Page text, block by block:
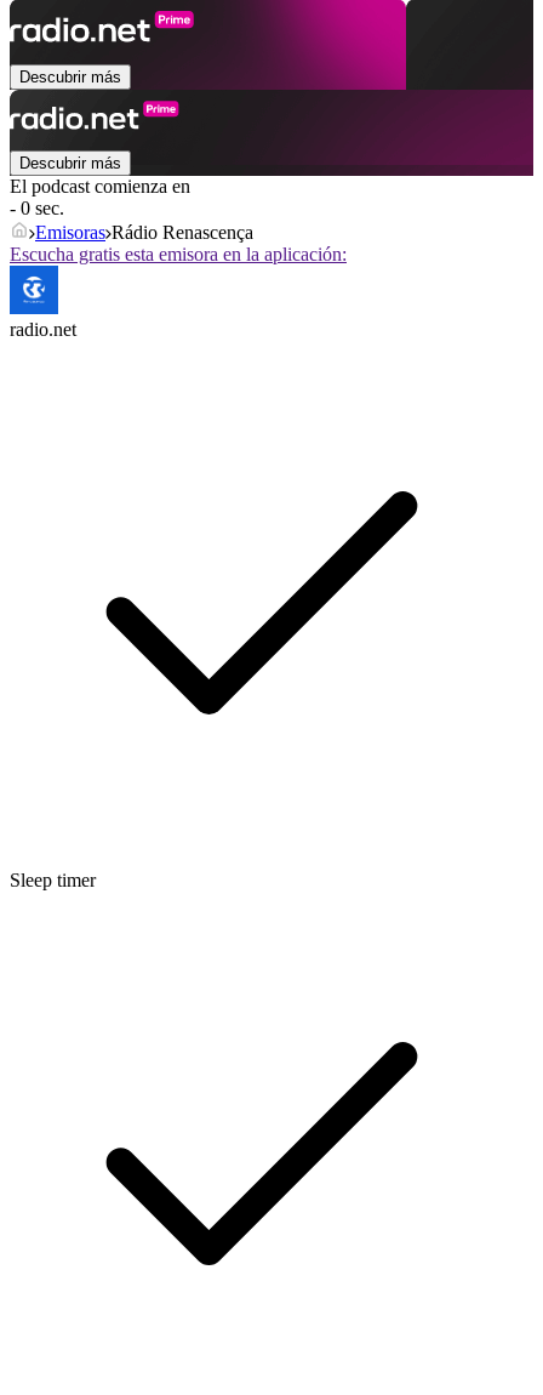
Descubrir más
Descubrir más
El podcast comienza en
- 0 sec.
Emisoras Rádio Renascença
Escucha gratis esta emisora en la aplicación:
radio.net
Sleep timer